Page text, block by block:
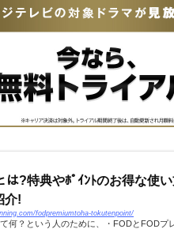
は?特典やﾎﾟｲﾝﾄのお得な使い
介!
fodpremiumtoha-tokutenpoint/
何？という人のために、・FODとFODプ